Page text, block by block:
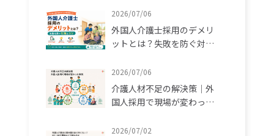
2026/07/06
外国人介護士採用のデメリ
ットとは？失敗を防ぐ対策
2026/07/06
介護人材不足の解決策｜外
国人採用で現場が変わった
2026/07/02